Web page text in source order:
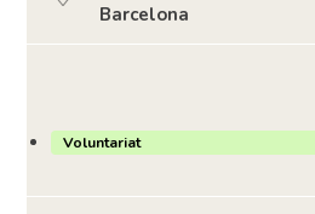
Barcelona
Voluntariat